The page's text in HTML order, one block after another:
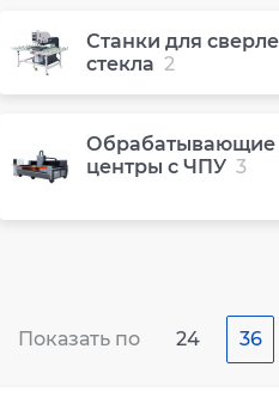
Станки для
стекла 2
Обрабатывающие
центры с ЧПУ 3
Показать по 24 36